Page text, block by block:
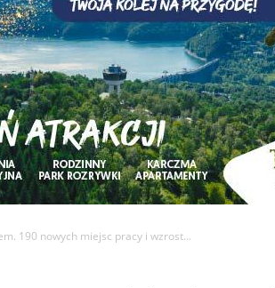
190 nowych miejsc pracy i wzrost...